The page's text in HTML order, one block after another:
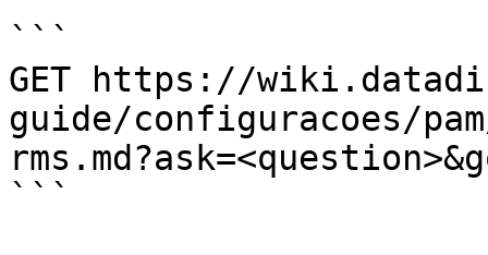
```
GET https://
guide/configuracoes/
```